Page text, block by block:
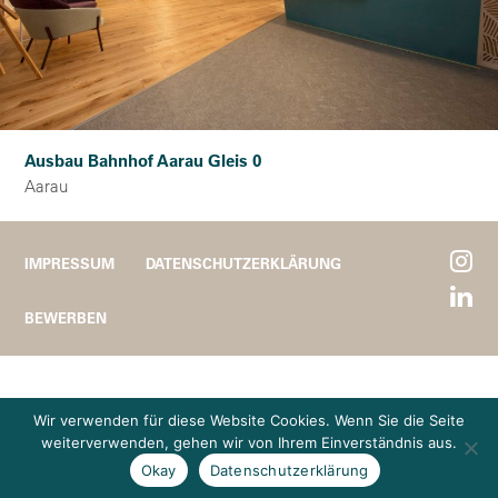
Ausbau Bahnhof Aarau Gleis 0
Aarau
IMPRESSUM DATENSCHUTZERKLÄRUNG
BEWERBEN
Wir verwenden für diese Website Cookies. Wenn Sie die Seite
weiterverwenden, gehen wir von Ihrem Einverständnis aus.
Okay
Datenschutzerklärung